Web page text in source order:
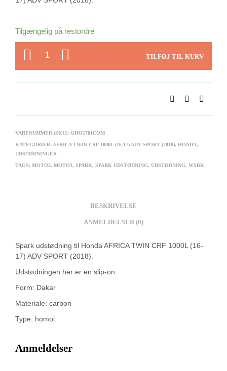
Tilgængelig på restordre
ANTAL
TILFØJ TIL KURV
VARENUMMER (SKU): GHO1701COM
KATEGORIER: AFRICA TWIN CRF 1000L (16-17) ADV SPORT (2018), HONDA,
UDSTØDNINGER
TAGS: MOTO2, MOTO3, SPARK, SPARK UDSTØDNING, UDSTØDNING, WSBK
BESKRIVELSE
ANMELDELSER (0)
Spark udstødning til Honda AFRICA TWIN CRF 1000L (16-
17) ADV SPORT (2018).
Udstødningen her er en slip-on.
Form: Dakar
Materiale: carbon
Type: homol.
Anmeldelser